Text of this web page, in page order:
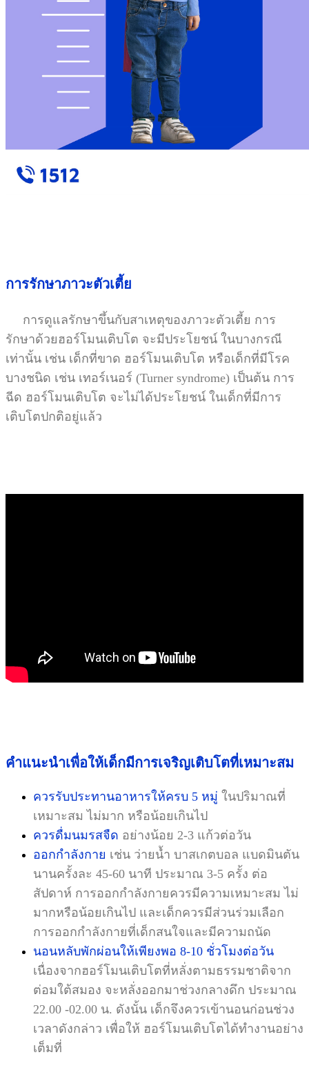
การรักษาภาวะตัวเตี้ย
การดูแลรักษาขึ้นกับสาเหตุของภาวะตัวเตี้ย การ
รักษาด้วยฮอร์โมนเติบโต จะมีประโยชน์ ในบางกรณี
เท่านั้น เช่น เด็กที่ขาด ฮอร์โมนเติบโต หรือเด็กที่มีโรค
บางชนิด เช่น เทอร์เนอร์ (Turner syndrome) เป็นต้น การ
ฉีด ฮอร์โมนเติบโต จะไม่ได้ประโยชน์ ในเด็กที่มีการ
เติบโตปกติอยู่แล้ว
คำแนะนำเพื่อให้เด็กมีการเจริญเติบโตที่เหมาะสม
ควรรับประทานอาหารให้ครบ 5 หมู่ ในปริมาณที่
เหมาะสม ไม่มาก หรือน้อยเกินไป
ควรดื่มนมรสจืด อย่างน้อย 2-3 แก้วต่อวัน
ออกกำลังกาย เช่น ว่ายน้ำ บาสเกตบอล แบดมินตัน
นานครั้งละ 45-60 นาที ประมาณ 3-5 ครั้ง ต่อ
สัปดาห์ การออกกำลังกายควรมีความเหมาะสม ไม่
มากหรือน้อยเกินไป และเด็กควรมีส่วนร่วมเลือก
การออกกำลังกายที่เด็กสนใจและมีความถนัด
นอนหลับพักผ่อนให้เพียงพอ 8-10 ชั่วโมงต่อวัน
เนื่องจากฮอร์โมนเติบโตที่หลั่งตามธรรมชาติจาก
ต่อมใต้สมอง จะหลั่งออกมาช่วงกลางดึก ประมาณ
22.00 -02.00 น. ดังนั้น เด็กจึงควรเข้านอนก่อนช่วง
เวลาดังกล่าว เพื่อให้ ฮอร์โมนเติบโตได้ทำงานอย่าง
เต็มที่